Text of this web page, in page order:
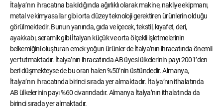
İtalya’nın ihracatına bakıldığında ağırlıklı olarak makine, nakliye ekipmanı,
metal ve kimyasallar gibi orta düzey teknoloji gerektiren ürünlerin olduğu
görülmektedir. Bunun yanında, gıda ve içecek, tekstil, kıyafet, deri,
ayakkabı, seramik gibi İtalyan küçük ve orta ölçekli işletmelerinin
belkemiğini oluşturan emek yoğun ürünler de İtalya’nın ihracatında önemli
yer tutmaktadır. İtalya’nın ihracatında AB üyesi ülkelerinin payı 2001’den
beri düşmekteyse de bu oran halen %50’nin üstündedir. Almanya,
İtalya’nın ihracatında birinci sırada yer almaktadır. İtalya’nın ithalatında
AB ülkelerinin payı %60 civarındadır. Almanya İtalya’nın ithalatında da
birinci sırada yer almaktadır.